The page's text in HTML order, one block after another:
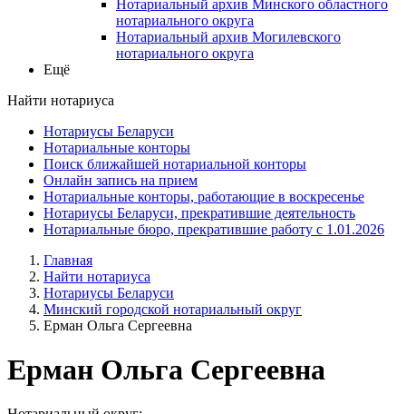
Нотариальный архив Минского областного
нотариального округа
Нотариальный архив Могилевского
нотариального округа
Ещё
Найти нотариуса
Нотариусы Беларуси
Нотариальные конторы
Поиск ближайшей нотариальной конторы
Онлайн запись на прием
Нотариальные конторы, работающие в воскресенье
Нотариусы Беларуси, прекратившие деятельность
Нотариальные бюро, прекратившие работу с 1.01.2026
Главная
Найти нотариуса
Нотариусы Беларуси
Минский городской нотариальный округ
Ерман Ольга Сергеевна
Ерман Ольга Сергеевна